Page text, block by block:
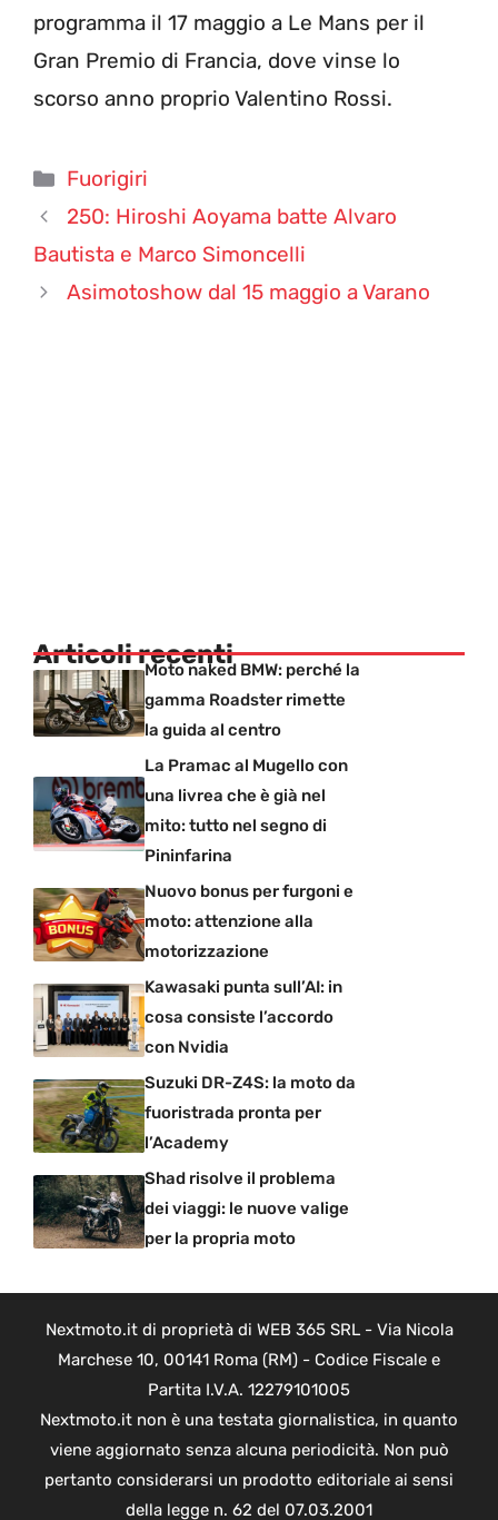
programma il 17 maggio a Le Mans per il
Gran Premio di Francia, dove vinse lo
scorso anno proprio Valentino Rossi.
Categorie
Fuorigiri
250: Hiroshi Aoyama batte Alvaro
Bautista e Marco Simoncelli
Asimotoshow dal 15 maggio a Varano
Articoli recentiMoto naked BMW: perché la
gamma Roadster rimette
la guida al centro
La Pramac al Mugello con
una livrea che è già nel
mito: tutto nel segno di
Pininfarina
Nuovo bonus per furgoni e
moto: attenzione alla
motorizzazione
Kawasaki punta sull’AI: in
cosa consiste l’accordo
con Nvidia
Suzuki DR-Z4S: la moto da
fuoristrada pronta per
l’Academy
Shad risolve il problema
dei viaggi: le nuove valige
per la propria moto
Nextmoto.it di proprietà di WEB 365 SRL - Via Nicola
Marchese 10, 00141 Roma (RM) - Codice Fiscale e
Partita I.V.A. 12279101005
Nextmoto.it non è una testata giornalistica, in quanto
viene aggiornato senza alcuna periodicità. Non può
pertanto considerarsi un prodotto editoriale ai sensi
della legge n. 62 del 07.03.2001